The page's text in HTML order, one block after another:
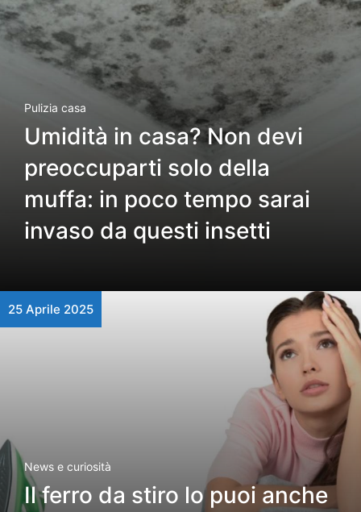
Pulizia casa
Umidità in casa? Non devi
preoccuparti solo della
muffa: in poco tempo sarai
invaso da questi insetti
25 Aprile 2025
News e curiosità
Il ferro da stiro lo puoi anche